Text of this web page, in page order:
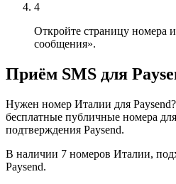
4
Откройте страницу номера
сообщения».
Приём SMS для
Нужен номер Италии для
бесплатные публичные номера
подтверждения Paysend.
В наличии 7 номеров Италии,
Paysend.